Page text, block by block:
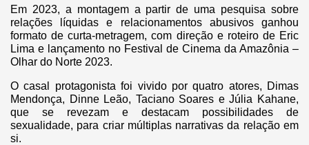
Em 2023, a montagem a partir de uma pesquisa sobre
relações líquidas e relacionamentos abusivos ganhou
formato de curta-metragem, com direção e roteiro de Eric
Lima e lançamento no Festival de Cinema da Amazônia –
Olhar do Norte 2023.
O casal protagonista foi vivido por quatro atores, Dimas
Mendonça, Dinne Leão, Taciano Soares e Júlia Kahane,
que se revezam e destacam possibilidades de
sexualidade, para criar múltiplas narrativas da relação em
si.